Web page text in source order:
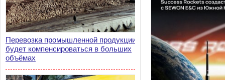
Перевозка промышленной продукции
будет компенсироваться в больших
объёмах